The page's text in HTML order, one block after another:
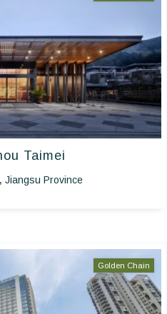
Taimei
, Jiangsu Province
Golden Chain